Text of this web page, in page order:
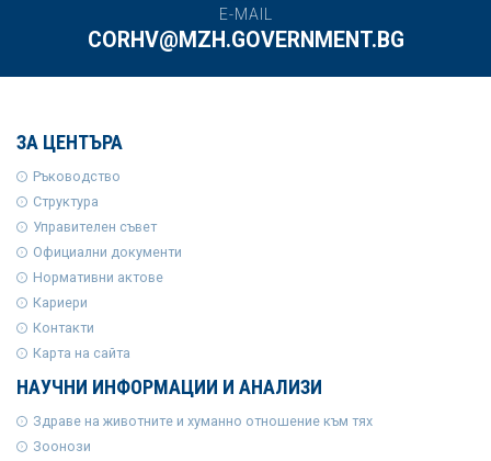
E-MAIL
CORHV@MZH.GOVERNMENT.BG
ЗА ЦЕНТЪРА
Ръководство
Структура
Управителен съвет
Официални документи
Нормативни актове
Кариери
Контакти
Карта на сайта
НАУЧНИ ИНФОРМАЦИИ И АНАЛИЗИ
Здраве на животните и хуманно отношение към тях
Зоонози